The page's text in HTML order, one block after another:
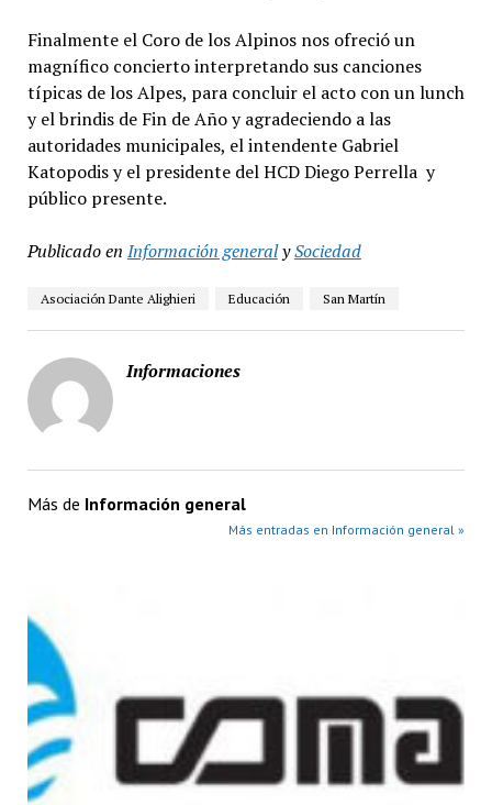
Finalmente el Coro de los Alpinos nos ofreció un
magnífico concierto interpretando sus canciones
típicas de los Alpes, para concluir el acto con un lunch
y el brindis de Fin de Año y agradeciendo a las
autoridades municipales, el intendente Gabriel
Katopodis y el presidente del HCD Diego Perrella y
público presente.
Publicado en Información generalySociedad
Asociación Dante Alighieri Educación San Martín
Informaciones
Más de Información general
Más entradas en Información general »